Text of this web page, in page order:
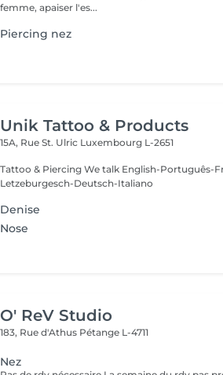
femme, apaiser l'es...
Piercing nez
Unik Tattoo & Products
15A, Rue St. Ulric Luxembourg L-2651
Tattoo & Piercing We talk English-Português-
Letzeburgesch-Deutsch-Italiano
Denise
Nose
O' ReV Studio
183, Rue d'Athus Pétange L-4711
Nez